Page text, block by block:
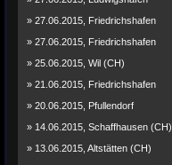
» 27.06.2015, Friedrichshafen
» 27.06.2015, Friedrichshafen
» 25.06.2015, Wil (CH)
» 21.06.2015, Friedrichshafen
» 20.06.2015, Pfullendorf
» 14.06.2015, Schaffhausen (CH)
» 13.06.2015, Altstätten (CH)